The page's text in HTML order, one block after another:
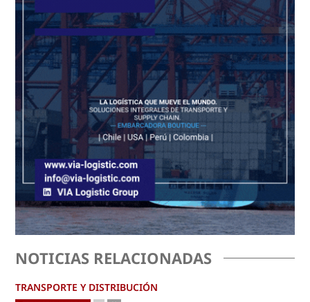
NOTICIAS RELACIONADAS
TRANSPORTE Y DISTRIBUCIÓN